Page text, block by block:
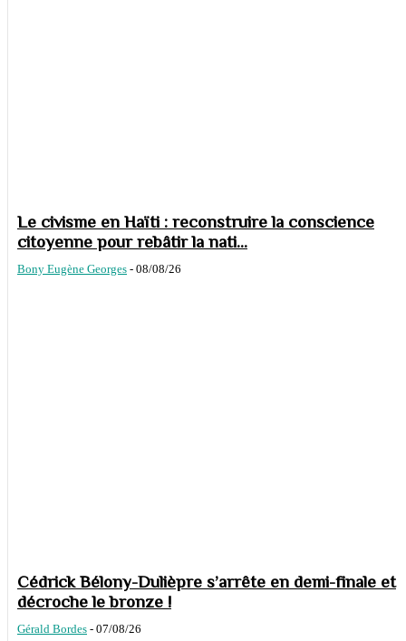
Le civisme en Haïti : reconstruire la conscience
citoyenne pour rebâtir la nati...
Bony Eugène Georges - 08/08/26
Cédrick Bélony-Dulièpre s’arrête en demi-finale et
décroche le bronze !
Gérald Bordes - 07/08/26